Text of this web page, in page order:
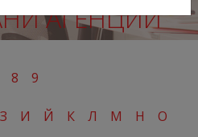
АГЕНЦИИ
8 9
З И Й К Л М Н О